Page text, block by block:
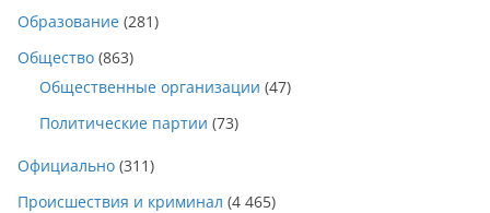
Образование (281)
Общество (863)
Общественные организации (47)
Политические партии (73)
Официально (311)
Происшествия и криминал (4 465)